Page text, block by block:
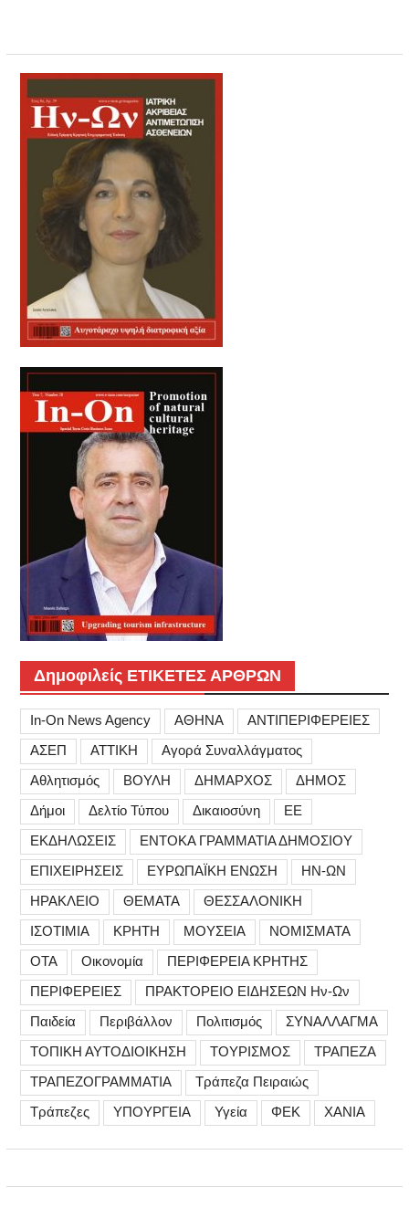
Δημοφιλείς ΕΤΙΚΕΤΕΣ ΑΡΘΡΩΝ
In-On News Agency ΑΘΗΝΑ
ΑΝΤΙΠΕΡΙΦΕΡΕΙΕΣ
ΑΣΕΠ
ΑΤΤΙΚΗ
Αγορά Συναλλάγματος
Αθλητισμός
ΒΟΥΛΗ ΔΗΜΑΡΧΟΣ
ΔΗΜΟΣ
Δήμοι
Δελτίο Τύπου Δικαιοσύνη
ΕΕ
ΕΚΔΗΛΩΣΕΙΣ
ΕΝΤΟΚΑ ΓΡΑΜΜΑΤΙΑ ΔΗΜΟΣΙΟΥ
ΕΠΙΧΕΙΡΗΣΕΙΣ
ΕΥΡΩΠΑΪΚΗ ΕΝΩΣΗ
ΗΝ-ΩΝ
ΗΡΑΚΛΕΙΟ
ΘΕΜΑΤΑ
ΘΕΣΣΑΛΟΝΙΚΗ
ΙΣΟΤΙΜΙΑ
ΚΡΗΤΗ ΜΟΥΣΕΙΑ
ΝΟΜΙΣΜΑΤΑ
ΟΤΑ
Οικονομία
ΠΕΡΙΦΕΡΕΙΑ ΚΡΗΤΗΣ
ΠΕΡΙΦΕΡΕΙΕΣ
ΠΡΑΚΤΟΡΕΙΟ ΕΙΔΗΣΕΩΝ Ην-Ων
Παιδεία
Περιβάλλον Πολιτισμός
ΣΥΝΑΛΛΑΓΜΑ
ΤΟΠΙΚΗ ΑΥΤΟΔΙΟΙΚΗΣΗ
ΤΟΥΡΙΣΜΟΣ
ΤΡΑΠΕΖΑ
ΤΡΑΠΕΖΟΓΡΑΜΜΑΤΙΑ
Τράπεζα Πειραιώς
Τράπεζες
ΥΠΟΥΡΓΕΙΑ Υγεία ΦΕΚ ΧΑΝΙΑ